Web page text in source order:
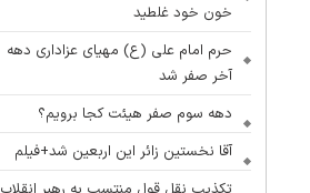
خون خود غلطید
حرم امام علی (ع) مهیای عزاداری دهه
آخر صفر شد
دهه سوم صفر هیئت کجا برویم؟
آقا نخستین زائر این اربعین شد+فیلم